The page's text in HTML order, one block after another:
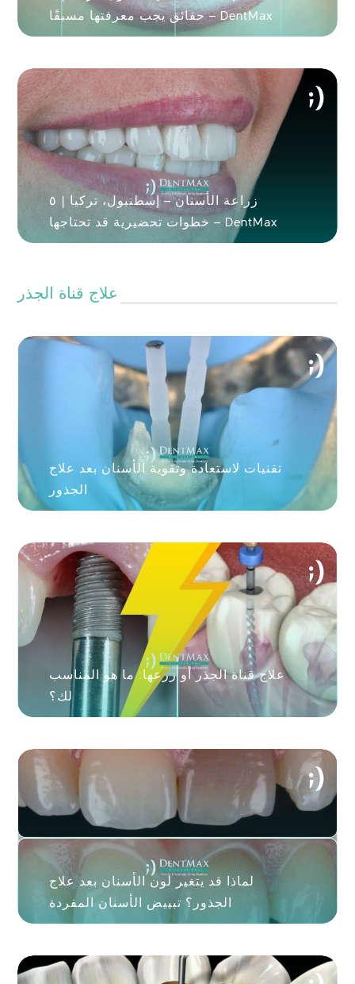
حقائق يجب معرفتها مسبقًا – DentMax
زراعة الأسنان – إسطنبول، تركيا | ٥
خطوات تحضيرية قد تحتاجها – DentMax
علاج قناة الجذر
تقنيات لاستعادة وتقوية الأسنان بعد علاج
الجذور
علاج قناة الجذر أو زرعها: ما هو المناسب
لك؟
لماذا قد يتغير لون الأسنان بعد علاج
الجذور؟ تبييض الأسنان المفردة